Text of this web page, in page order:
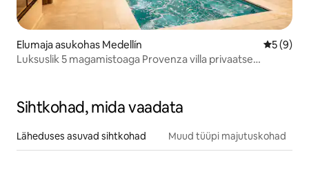
Elumaja asukohas Medellín
5 (9)
Luksuslik 5 magamistoaga Provenza villa privaatse
Sihtkohad, mida vaadata
Läheduses asuvad sihtkohad Muud tüüpi majutuskohad